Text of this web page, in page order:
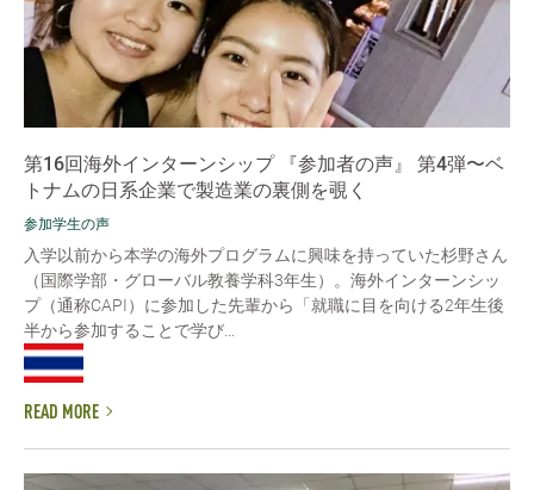
第16回海外インターンシップ 『参加者の声』 第4弾〜ベ
トナムの日系企業で製造業の裏側を覗く
参加学生の声
入学以前から本学の海外プログラムに興味を持っていた杉野さん
（国際学部・グローバル教養学科3年生）。海外インターンシッ
プ（通称CAPI）に参加した先輩から「就職に目を向ける2年生後
半から参加することで学び...
READ MORE